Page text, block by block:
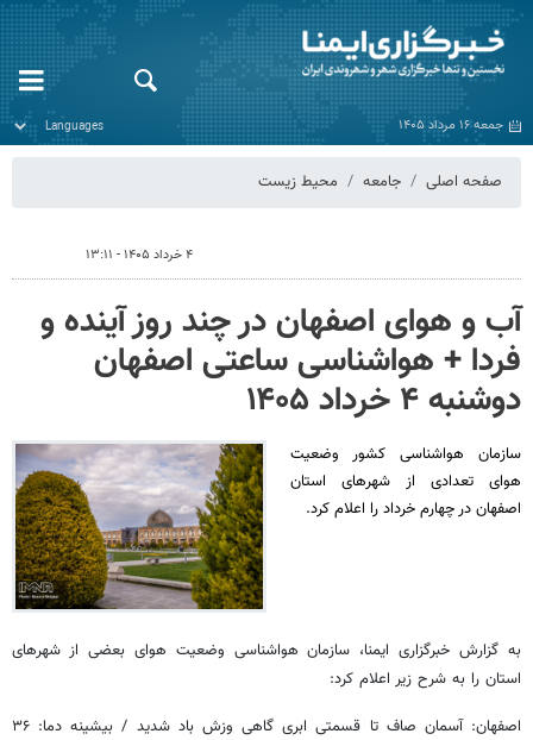
جمعه ۱۶ مرداد ۱۴۰۵
صفحه اصلی جامعه محیط زیست
۴ خرداد ۱۴۰۵ - ۱۳:۱۱
آب و هوای اصفهان در چند روز آینده و
فردا + هواشناسی ساعتی اصفهان
دوشنبه ۴ خرداد ۱۴۰۵
سازمان هواشناسی کشور وضعیت
هوای تعدادی از شهرهای استان
اصفهان در چهارم خرداد را اعلام کرد.
به گزارش خبرگزاری ایمنا، سازمان هواشناسی وضعیت هوای بعضی از شهرهای
استان را به شرح زیر اعلام کرد:
اصفهان: آسمان صاف تا قسمتی ابری گاهی وزش باد شدید / بیشینه دما: ۳۶